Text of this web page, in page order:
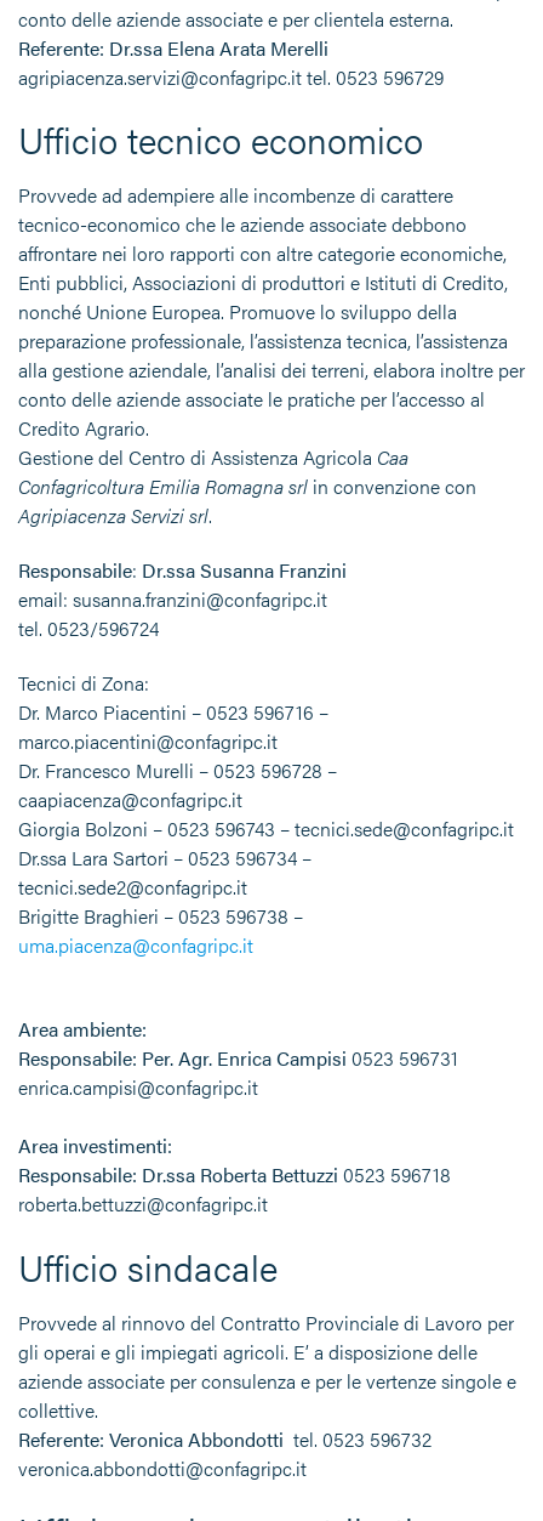
conto delle aziende associate e per clientela esterna.
Referente: Dr.ssa Elena Arata Merelli
agripiacenza.servizi@confagripc.it tel. 0523 596729
Ufficio tecnico economico
Provvede ad adempiere alle incombenze di carattere
tecnico-economico che le aziende associate debbono
affrontare nei loro rapporti con altre categorie economiche,
Enti pubblici, Associazioni di produttori e Istituti di Credito,
nonché Unione Europea. Promuove lo sviluppo della
preparazione professionale, l’assistenza tecnica, l’assistenza
alla gestione aziendale, l’analisi dei terreni, elabora inoltre per
conto delle aziende associate le pratiche per l’accesso al
Credito Agrario.
Gestione del Centro di Assistenza Agricola Caa
Confagricoltura Emilia Romagna srl in convenzione con
Agripiacenza Servizi srl.
Responsabile: Dr.ssa Susanna Franzini
email: susanna.franzini@confagripc.it
tel. 0523/596724
Tecnici di Zona:
Dr. Marco Piacentini – 0523 596716 –
marco.piacentini@confagripc.it
Dr. Francesco Murelli – 0523 596728 –
caapiacenza@confagripc.it
Giorgia Bolzoni – 0523 596743 – tecnici.sede@confagripc.it
Dr.ssa Lara Sartori – 0523 596734 –
tecnici.sede2@confagripc.it
Brigitte Braghieri – 0523 596738 –
uma.piacenza@confagripc.it
Area ambiente:
Responsabile: Per. Agr. Enrica Campisi 0523 596731
enrica.campisi@confagripc.it
Area investimenti:
Responsabile: Dr.ssa Roberta Bettuzzi 0523 596718
roberta.bettuzzi@confagripc.it
Ufficio sindacale
Provvede al rinnovo del Contratto Provinciale di Lavoro per
gli operai e gli impiegati agricoli. E’ a disposizione delle
aziende associate per consulenza e per le vertenze singole e
collettive.
Referente: Veronica Abbondotti tel. 0523 596732
veronica.abbondotti@confagripc.it